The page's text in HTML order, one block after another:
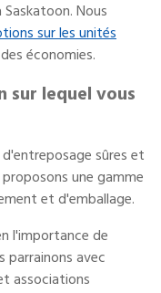
Nous
sur les unités
économies.
sur lequel vous
sûres et
une gamme
et d'emballage.
l'importance de
parrainons avec
associations